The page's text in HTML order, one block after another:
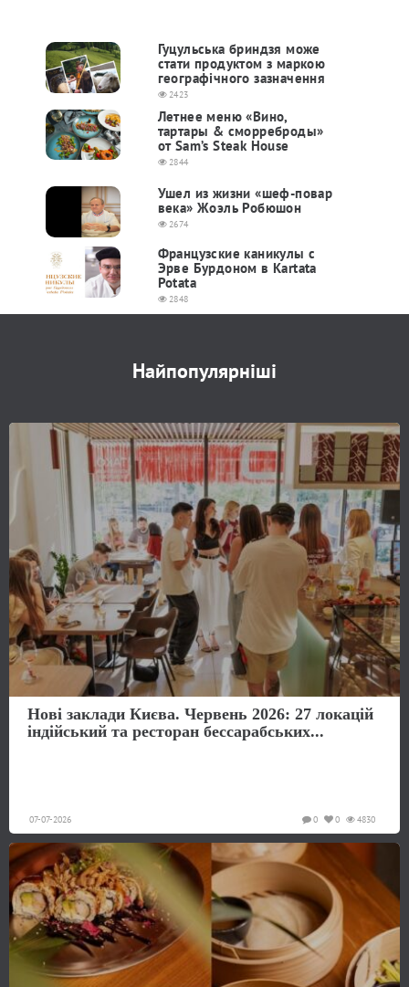
Гуцульська бриндзя може
стати продуктом з маркою
географічного зазначення
2423
Летнее меню «Вино,
тартары & сморреброды»
от Sam’s Steak House
2844
Ушел из жизни «шеф-повар
века» Жоэль Робюшон
2674
Французские каникулы c
Эрве Бурдоном в Kartata
Potata
2848
Найпопулярніші
Нові заклади Києва. Червень 2026: 27 локацій
індійський та ресторан бессарабських...
07-07-2026 4830
0
0